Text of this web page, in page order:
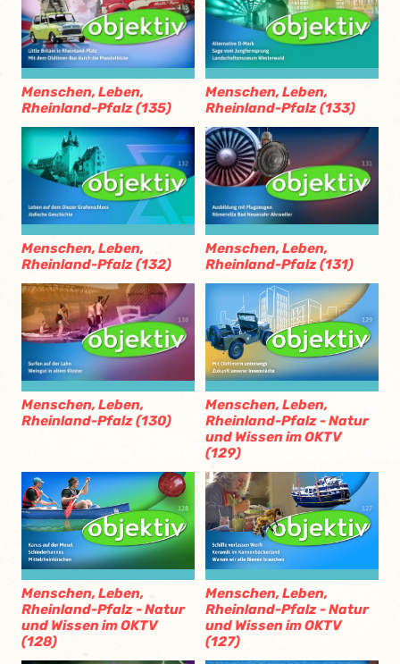
Menschen, Leben,
Rheinland-Pfalz (135)
Menschen, Leben,
Rheinland-Pfalz (133)
Menschen, Leben,
Rheinland-Pfalz (132)
Menschen, Leben,
Rheinland-Pfalz (131)
Menschen, Leben,
Rheinland-Pfalz (130)
Menschen, Leben,
Rheinland-Pfalz - Natur
und Wissen im OKTV
(129)
Menschen, Leben,
Rheinland-Pfalz - Natur
und Wissen im OKTV
(128)
Menschen, Leben,
Rheinland-Pfalz - Natur
und Wissen im OKTV
(127)